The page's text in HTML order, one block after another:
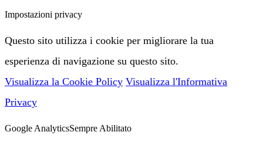
Impostazioni privacy
Questo sito utilizza i cookie per migliorare la tua
esperienza di navigazione su questo sito.
Visualizza la Cookie Policy Visualizza l'Informativa
Privacy
Google AnalyticsSempre Abilitato